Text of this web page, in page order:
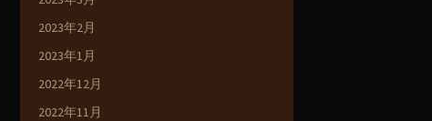
2023年2月
2023年1月
2022年12月
2022年11月